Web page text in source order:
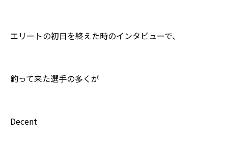
エリートの初日を終えた時のインタビューで、
釣って来た選手の多くが
Decent